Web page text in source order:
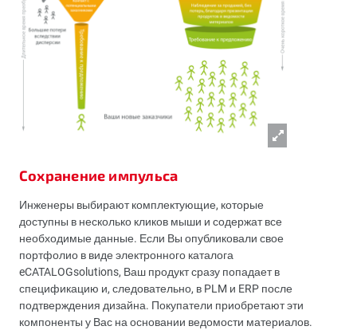
Сохранение импульса
Инженеры выбирают комплектующие, которые
доступны в несколько кликов мыши и содержат все
необходимые данные. Если Вы опубликовали свое
портфолио в виде электронного каталога
eCATALOGsolutions, Ваш продукт сразу попадает в
спецификацию и, следовательно, в PLM и ERP после
подтверждения дизайна. Покупатели приобретают эти
компоненты у Вас на основании ведомости материалов.